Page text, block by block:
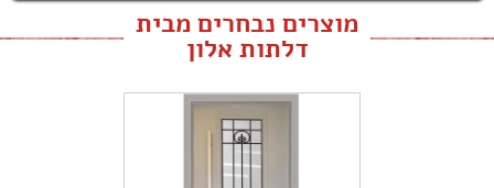
מוצרים נבחרים מבית
דלתות אלון